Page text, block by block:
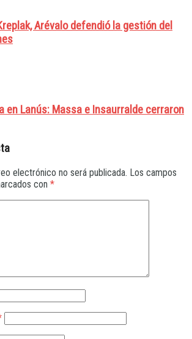
Arévalo defendió la gestión del
en Lanús: Massa e Insaurralde cerraron
electrónico no será publicada. Los campos
con *